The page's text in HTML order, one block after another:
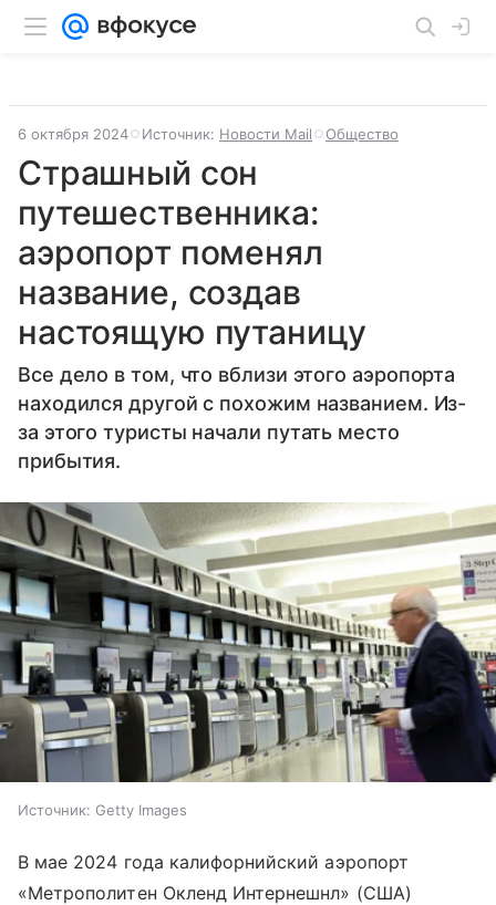
6 октября 2024 Источник: Новости Mail Общество
Страшный сон
путешественника:
аэропорт поменял
название, создав
настоящую путаницу
Все дело в том, что вблизи этого аэропорта
находился другой с похожим названием. Из-
за этого туристы начали путать место
прибытия.
Источник: Getty Images
В мае 2024 года калифорнийский аэропорт
«Метрополитен Окленд Интернешнл» (США)